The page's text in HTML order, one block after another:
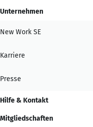
Unternehmen
New Work SE
Karriere
Presse
Hilfe & Kontakt
Mitgliedschaften